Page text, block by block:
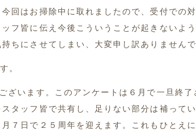
回はお掃除中に取れましたので、受付での
フ皆に伝え今後こういうことが起きないよ
ちにさせてしまい、大変申し訳ありませんで
。
います。このアンケートは６月で一旦終了
タッフ皆で共有し、足りない部分は補って
７日で２５周年を迎えます。これもひとえ